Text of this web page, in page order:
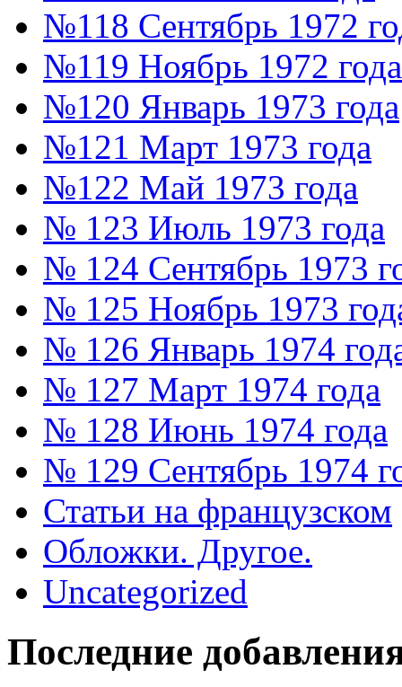
№118 Сентябрь 1972
№119 Ноябрь 1972 года
№120 Январь 1973 года
№121 Март 1973 года
№122 Май 1973 года
№ 123 Июль 1973 года
№ 124 Сентябрь 1973
№ 125 Ноябрь 1973
№ 126 Январь 1974
№ 127 Март 1974 года
№ 128 Июнь 1974 года
№ 129 Сентябрь 1974
Статьи на французском
Обложки. Другое.
Uncategorized
Последние